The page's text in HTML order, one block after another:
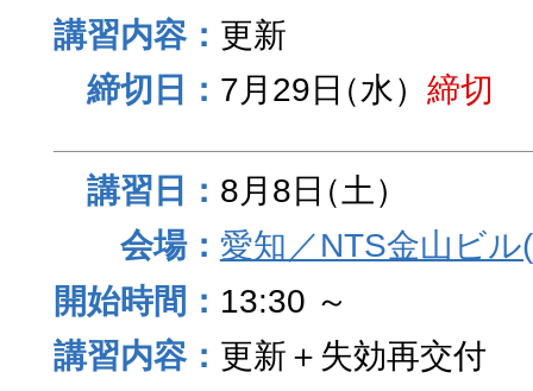
更新
7月29日（水） 締切
8月8日（土）
愛知／NTS金山ビ
13:30 ～
更新＋失効再交付